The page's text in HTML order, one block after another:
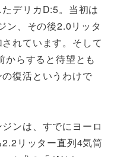
デリカD:5。当初は
ン、その後2.0リッタ
れています。そして
からすると待望とも
復活というわけで
ンは、すでにヨーロ
リッター直列4気筒